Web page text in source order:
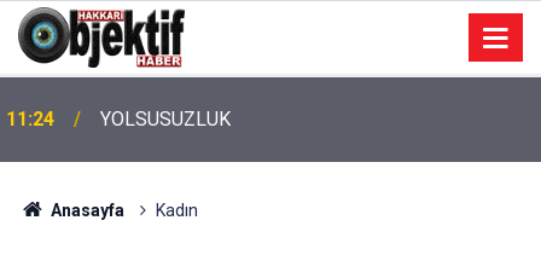
11:17 Hakkâri'de Gençlere Çadır Kurulumu Eğitimi
Anasayfa Kadın